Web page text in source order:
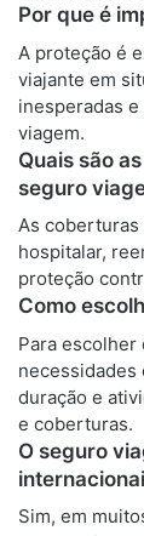
Por que é
A proteção é
viajante em
inesperadas
viagem.
Quais são
seguro
As coberturas
hospitalar,
proteção
Como
Para
necessidades
duração e
e coberturas.
O seguro
Sim, em